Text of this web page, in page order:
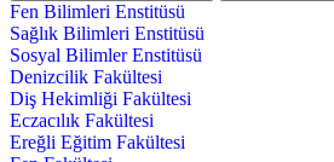
Fen Bilimleri Enstitüsü
Sağlık Bilimleri Enstitüsü
Sosyal Bilimler Enstitüsü
Denizcilik Fakültesi
Diş Hekimliği Fakültesi
Eczacılık Fakültesi
Ereğli Eğitim Fakültesi